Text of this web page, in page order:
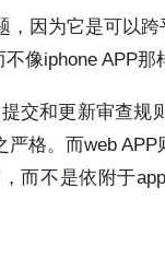
，因为它是可以
像iphone APP那
交和更新审查
格。而web
而不是依附于